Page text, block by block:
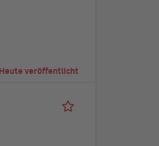
Heute veröffentlicht